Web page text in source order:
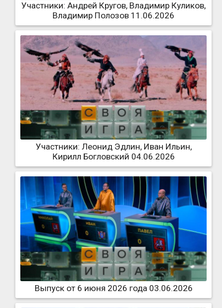
Участники: Андрей Кругов, Владимир Куликов,
Владимир Полозов 11.06.2026
Участники: Леонид Эдлин, Иван Ильин,
Кирилл Богловский 04.06.2026
Выпуск от 6 июня 2026 года 03.06.2026